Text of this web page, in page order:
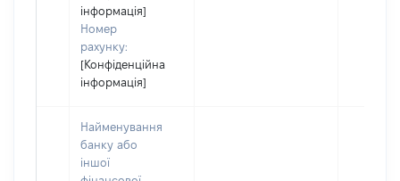
інформація]
Номер
рахунку:
[Конфіденційна
інформація]
Найменування
банку або
іншої